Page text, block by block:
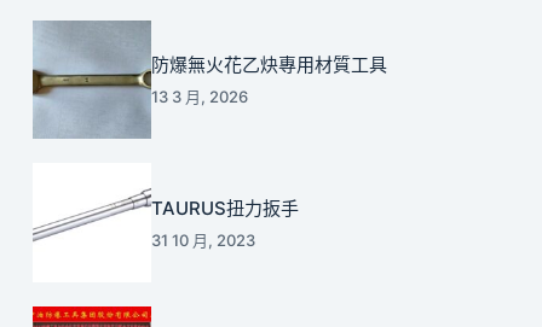
防爆無火花乙炔專用材質工具
13 3 月, 2026
TAURUS扭力扳手
31 10 月, 2023